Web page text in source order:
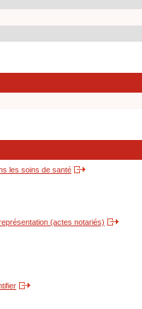
les soins de santé
(actes notariés)